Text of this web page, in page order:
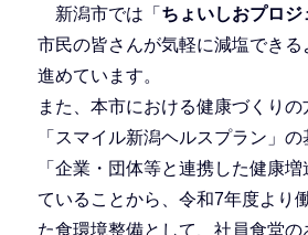
新潟市では「 ちょいしおプロジ
市民の皆さんが気軽に減塩できる
進めています。
また、本市における健康づくりの
「スマイル新潟ヘルスプラン」
「企業・団体等と連携した健康
ていることから、令和7年度より
た食環境整備として、社員食堂